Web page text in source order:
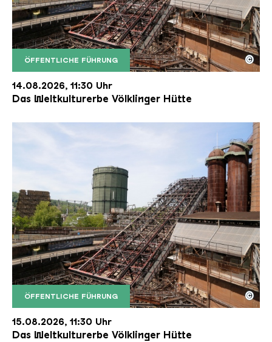
ÖFFENTLICHE FÜHRUNG
Der Erzschrägaufzug der Völklinger Hütte mit
Copyright: Weltkulturerbe Völklinger Hütte | Karl
©
14.08.2026, 11:30 Uhr
Das Weltkulturerbe Völklinger Hütte
ÖFFENTLICHE FÜHRUNG
Der Erzschrägaufzug der Völklinger Hütte mit
Copyright: Weltkulturerbe Völklinger Hütte | Karl
©
15.08.2026, 11:30 Uhr
Das Weltkulturerbe Völklinger Hütte